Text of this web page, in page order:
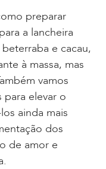
preparar
a lancheira
e cacau,
à massa, mas
vamos
elevar o
ainda mais
dos
de amor e